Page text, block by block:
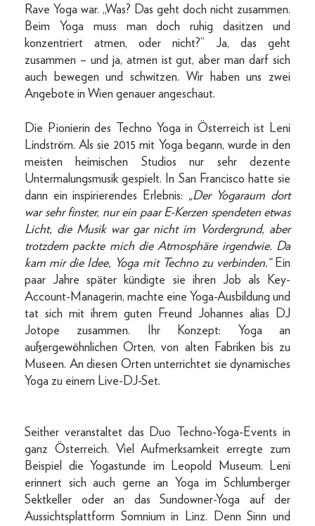
Rave Yoga war. „Was? Das geht doch nicht zusammen.
Beim Yoga muss man doch ruhig dasitzen und
konzentriert atmen, oder nicht?” Ja, das geht
zusammen – und ja, atmen ist gut, aber man darf sich
auch bewegen und schwitzen. Wir haben uns zwei
Angebote in Wien genauer angeschaut.
Die Pionierin des Techno Yoga in Österreich ist Leni
Lindström. Als sie 2015 mit Yoga begann, wurde in den
meisten heimischen Studios nur sehr dezente
Untermalungsmusik gespielt. In San Francisco hatte sie
dann ein inspirierendes Erlebnis: „Der Yogaraum dort
war sehr finster, nur ein paar E-Kerzen spendeten etwas
Licht, die Musik war gar nicht im Vordergrund, aber
trotzdem packte mich die Atmosphäre irgendwie. Da
kam mir die Idee, Yoga mit Techno zu verbinden.“Ein
paar Jahre später kündigte sie ihren Job als Key-
Account-Managerin, machte eine Yoga-Ausbildung und
tat sich mit ihrem guten Freund Johannes alias DJ
Jotope zusammen. Ihr Konzept: Yoga an
außergewöhnlichen Orten, von alten Fabriken bis zu
Museen. An diesen Orten unterrichtet sie dynamisches
Yoga zu einem Live-DJ-Set.
Seither veranstaltet das Duo Techno-Yoga-Events in
ganz Österreich. Viel Aufmerksamkeit erregte zum
Beispiel die Yogastunde im Leopold Museum. Leni
erinnert sich auch gerne an Yoga im Schlumberger
Sektkeller oder an das Sundowner-Yoga auf der
Aussichtsplattform Somnium in Linz. Denn Sinn und